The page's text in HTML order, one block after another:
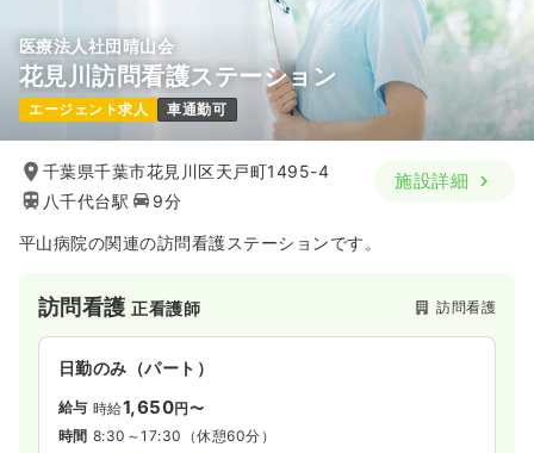
医療法人社団晴山会
花見川訪問看護ステーション
エージェント求人 車通勤可
千葉県千葉市花見川区天戸町1495-4
八千代台駅
9分
施設詳細
平山病院の関連の訪問看護ステーションです。
訪問看護正看護師 訪問看護
日勤のみ（パート）
給与 時給1,650円〜
時間 8:30～17:30 （休憩60分）